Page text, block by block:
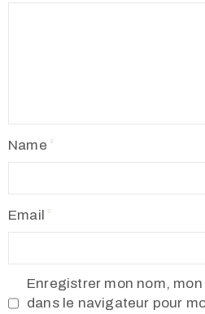
Name
Email
Enregistrer mon nom,
dans le navigateur pour